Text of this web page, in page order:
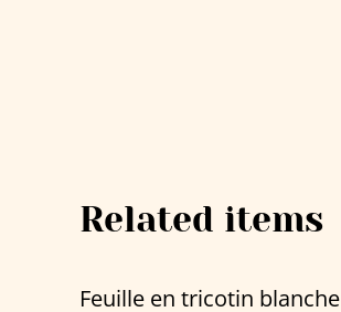
Related items
Feuille en tricotin blanche